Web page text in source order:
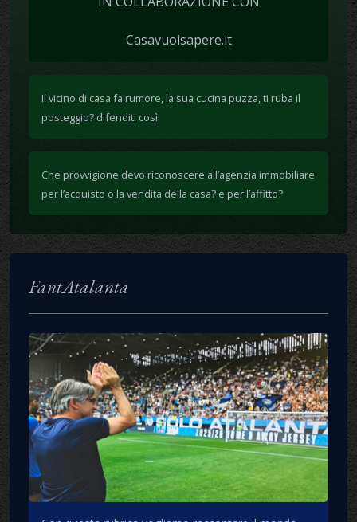
Casavuoisapere.it
Il vicino di casa fa rumore, la sua cucina puzza, ti ruba il
posteggio? difenditi così
Che provvigione devo riconoscere all’agenzia immobiliare
per l’acquisto o la vendita della casa? e per l’affitto?
FantAtalanta